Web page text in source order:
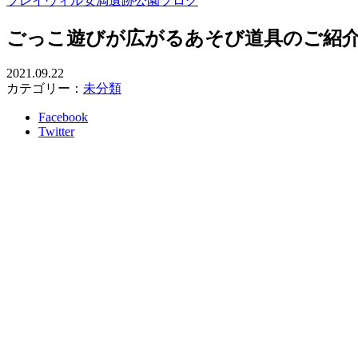
ごっこ遊びが広がるあそび道具のご紹
2021.09.22
カテゴリー： 未分類
Facebook
Twitter